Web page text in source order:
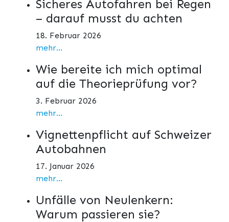
Sicheres Autofahren bei Regen
– darauf musst du achten
18. Februar 2026
mehr...
Wie bereite ich mich optimal
auf die Theorieprüfung vor?
3. Februar 2026
mehr...
Vignettenpflicht auf Schweizer
Autobahnen
17. Januar 2026
mehr...
Unfälle von Neulenkern:
Warum passieren sie?